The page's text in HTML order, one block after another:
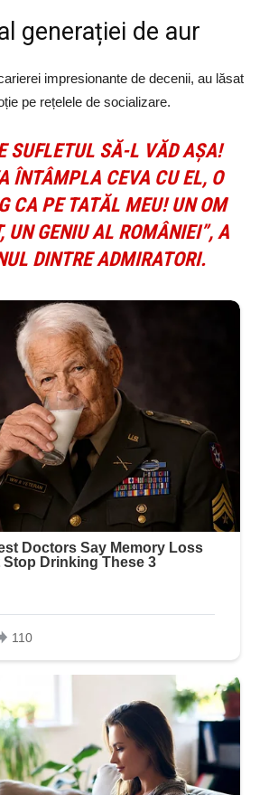
generației de aur
impresionante de decenii, au lăsat
pe rețelele de socializare.
SUFLETUL SĂ-L VĂD AȘA!
ÎNTÂMPLA CEVA CU EL, O
CA PE TATĂL MEU! UN OM
UN GENIU AL ROMÂNIEI”, A
DINTRE ADMIRATORI.